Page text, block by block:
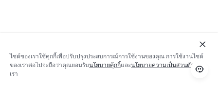
ไซต์ของเราใช้คุกกี้เพื่อปรับปรุงประสบการณ์การใช้งานของคุณ การใช้งานไซต์
ของเราต่อไปจะถือว่าคุณยอมรับนโยบายคุ้กกี้และนโยบายความเป็นส่วนตัว ของ
เรา